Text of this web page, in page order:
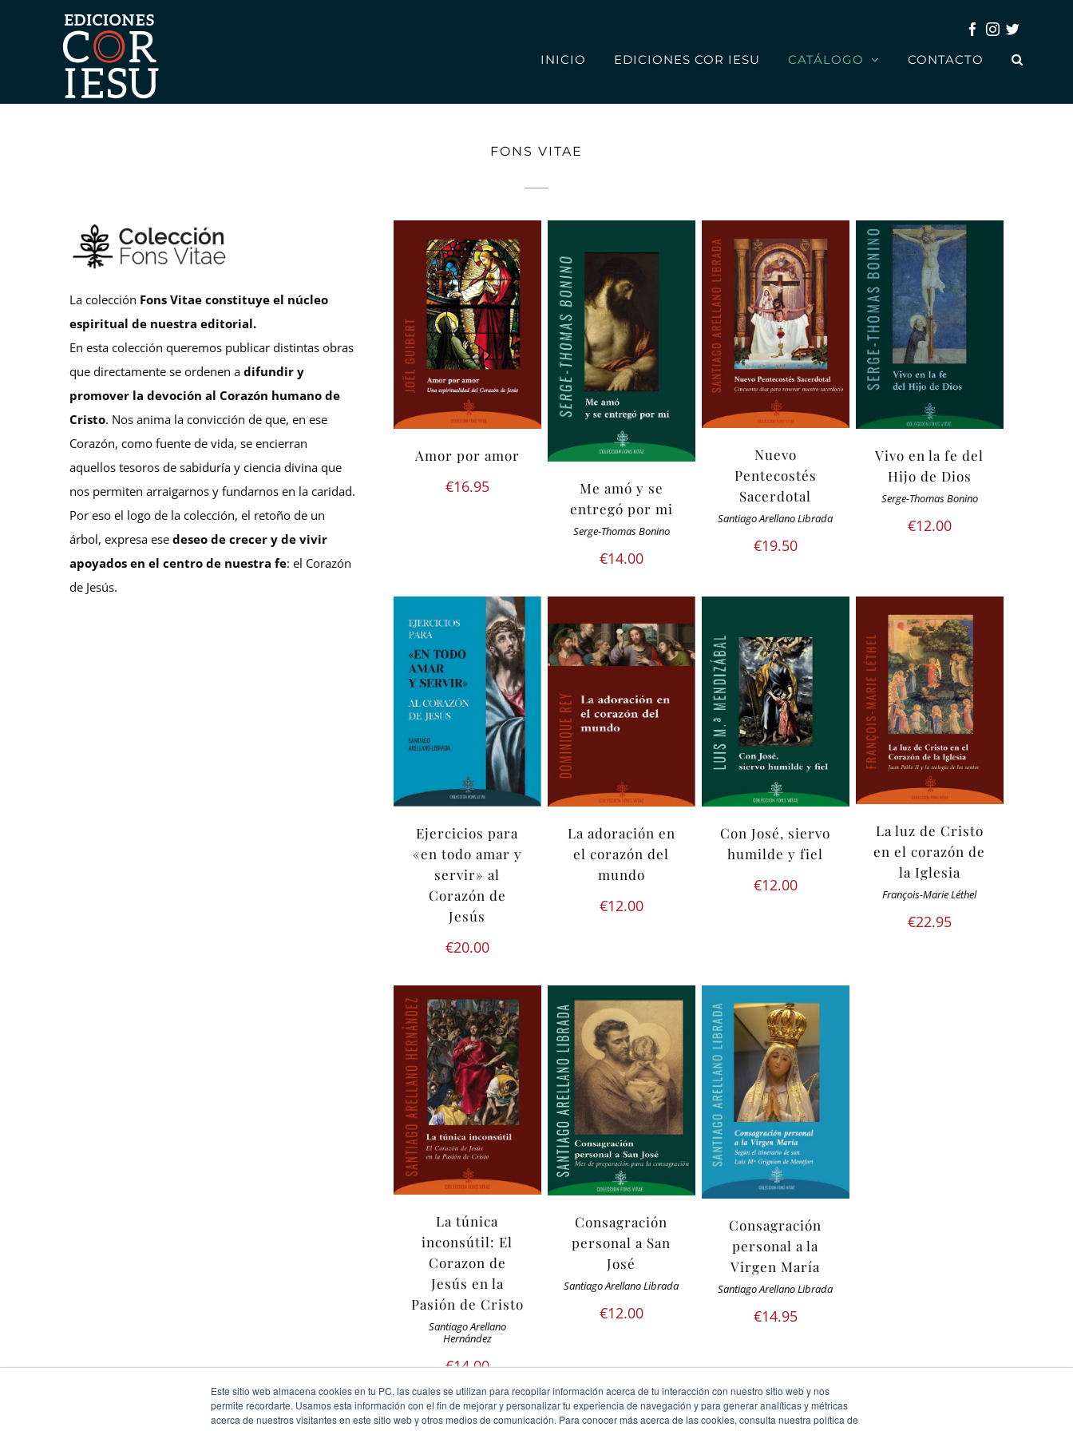
Este sitio web almacena cookies en tu PC, las cuales se utilizan para recopilar información acerca de tu interacción con nuestro sitio web y nos
permite recordarte. Usamos esta información con el fin de mejorar y personalizar tu experiencia de navegación y para generar analíticas y métricas
acerca de nuestros visitantes en este sitio web y otros medios de comunicación. Para conocer más acerca de las cookies, consulta nuestra política de
Facebook
Instagram
Twitter
INICIO EDICIONES COR IESU CATÁLOGO CONTACTO
FONS VITAE
La colección Fons Vitae constituye el núcleo
espiritual de nuestra editorial.
En esta colección queremos publicar distintas obras
que directamente se ordenen a difundir y
promover la devoción al Corazón humano de
Cristo. Nos anima la convicción de que, en ese
Corazón, como fuente de vida, se encierran
aquellos tesoros de sabiduría y ciencia divina que
nos permiten arraigarnos y fundarnos en la caridad.
Por eso el logo de la colección, el retoño de un
árbol, expresa ese deseo de crecer y de vivir
apoyados en el centro de nuestra fe: el Corazón
de Jesús.
Amor por amor
€16.95
Me amó y se
entregó por mi
Serge-Thomas Bonino
€14.00
Nuevo
Pentecostés
Sacerdotal
Santiago Arellano Librada
€19.50
Vivo en la fe del
Hijo de Dios
Serge-Thomas Bonino
€12.00
Ejercicios para
«en todo amar y
servir» al
Corazón de
Jesús
€20.00
La adoración en
el corazón del
mundo
€12.00
Con José, siervo
humilde y fiel
€12.00
La luz de Cristo
en el corazón de
la Iglesia
François-Marie Léthel
€22.95
La túnica
inconsútil: El
Corazon de
Jesús en la
Pasión de Cristo
Santiago Arellano
Hernández
€14.00
Consagración
personal a San
José
Santiago Arellano Librada
€12.00
Consagración
personal a la
Virgen María
Santiago Arellano Librada
€14.95